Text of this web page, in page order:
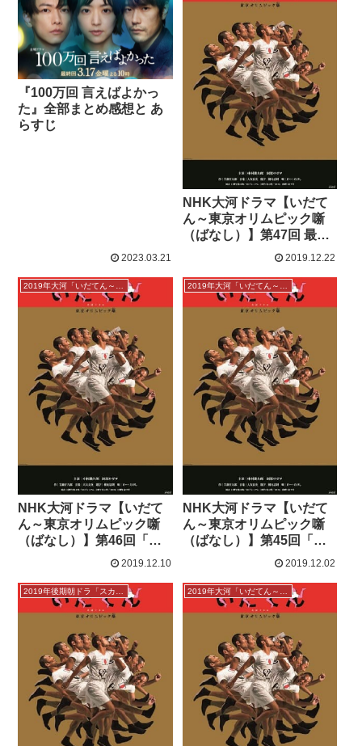
『100万回 言えばよかっ
た』全部まとめ感想と あ
らすじ
2023.03.21
NHK大河ドラマ【いだて
ん～東京オリムピック噺
（ばなし）】第47回 最終
話「時間よ止まれ」感想
2019.12.22
NHK大河ドラマ【いだて
ん～東京オリムピック噺
（ばなし）】第46回「炎
のランナー」感想
2019.12.10
NHK大河ドラマ【いだて
ん～東京オリムピック噺
（ばなし）】第45回「火
2019.12.02